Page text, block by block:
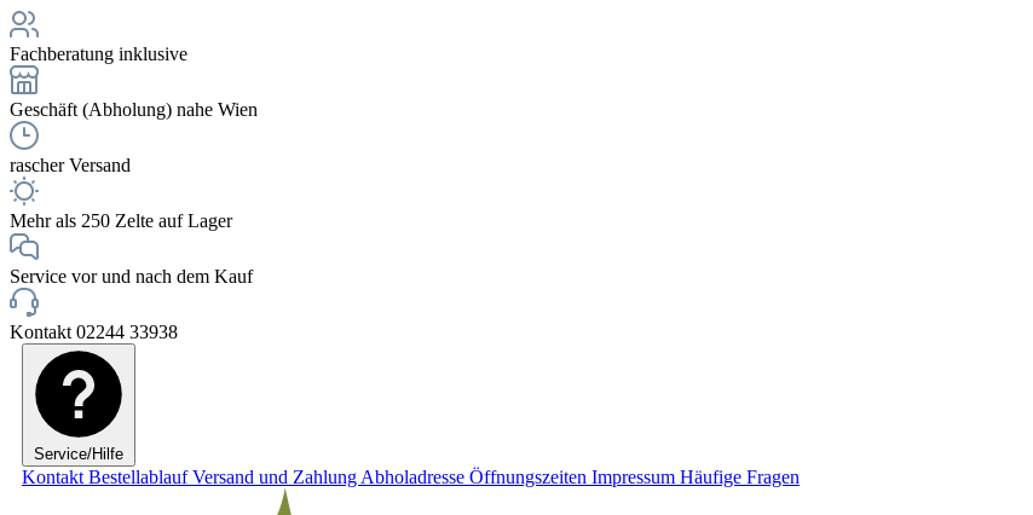
Fachberatung inklusive
Geschäft (Abholung) nahe Wien
rascher Versand
Mehr als 250 Zelte auf Lager
Service vor und nach dem Kauf
Kontakt 02244 33938
Service/Hilfe
Kontakt BestellablaufVersand und Zahlung Abholadresse Öffnungszeiten Impressum Häufige Fragen